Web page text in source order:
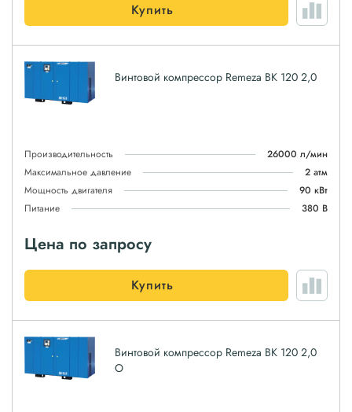
Купить
Винтовой компрессор Remeza ВК 120 2,0
Производительность
26000 л/мин
Максимальное давление
2 атм
Мощность двигателя
90 кВт
Питание
380 В
Цена по запросу
Купить
Винтовой компрессор Remeza ВК 120 2,0
О